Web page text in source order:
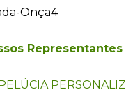
Representantes